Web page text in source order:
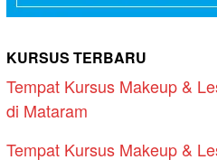
KURSUS TERBARU
Tempat Kursus Makeup &
di Mataram
Tempat Kursus Makeup &